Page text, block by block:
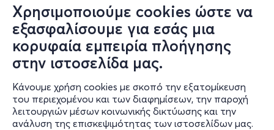
Χρησιμοποιούμε cookies ώστε να
εξασφαλίσουμε για εσάς μια
κορυφαία εμπειρία πλοήγησης
στην ιστοσελίδα μας.
Κάνουμε χρήση cookies με σκοπό την εξατομίκευση
του περιεχομένου και των διαφημίσεων, την παροχή
λειτουργιών μέσων κοινωνικής δικτύωσης και την
ανάλυση της επισκεψιμότητας των ιστοσελίδων μας.
Πληροφορίες
Υποστήριξη
Stay Connected